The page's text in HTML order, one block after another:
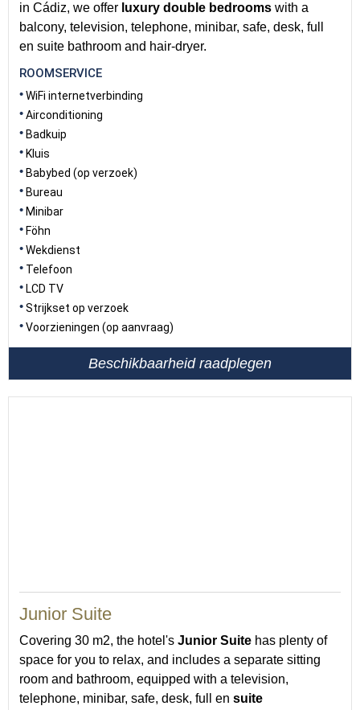
in Cádiz, we offer luxury double bedrooms with a
balcony, television, telephone, minibar, safe, desk, full
en suite bathroom and hair-dryer.
ROOMSERVICE
WiFi internetverbinding
Airconditioning
Badkuip
Kluis
Babybed (op verzoek)
Bureau
Minibar
Föhn
Wekdienst
Telefoon
LCD TV
Strijkset op verzoek
Voorzieningen (op aanvraag)
Beschikbaarheid raadplegen
Junior Suite
Covering 30 m2, the hotel's Junior Suite has plenty of
space for you to relax, and includes a separate sitting
room and bathroom, equipped with a television,
telephone, minibar, safe, desk, full en suite